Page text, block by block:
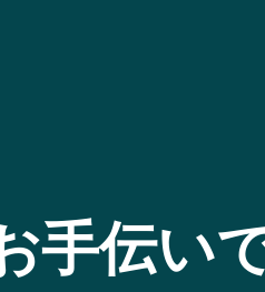
手伝い